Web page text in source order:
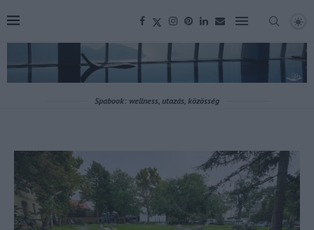
Spabook: wellness, utazás, közösség